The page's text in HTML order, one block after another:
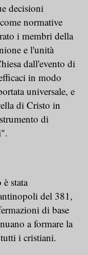
decisioni
normative
i membri della
e l'unità
dall'evento di
in modo
universale, e
di Cristo in
di
stata
del 381,
di base
a formare la
tutti i cristiani.